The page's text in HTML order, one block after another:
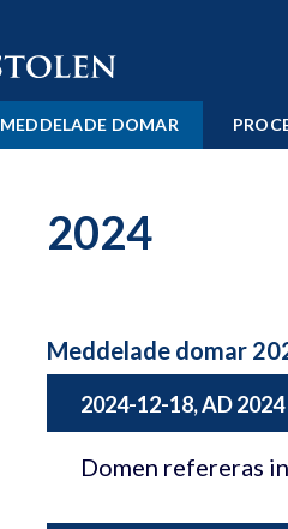
MEDDELADE DOMAR
2024
Meddelade domar
2024-12-18, AD
Domen refereras